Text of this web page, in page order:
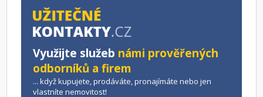
Využijte služeb námi prověřených
odborníků a firem
... když kupujete, prodáváte, pronajímáte nebo jen
vlastníte nemovitost!